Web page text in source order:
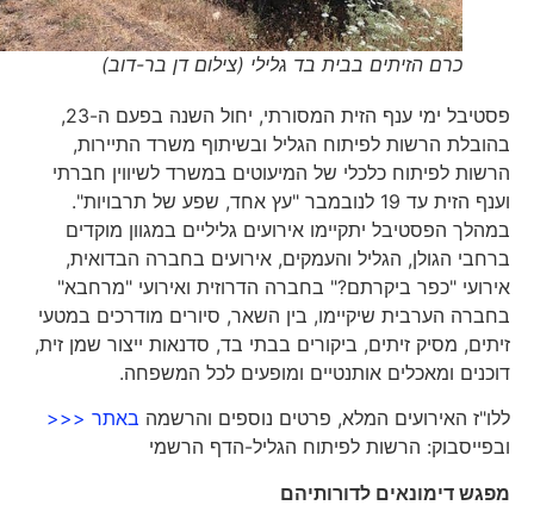
כרם הזיתים בבית בד גלילי (צילום דן בר-דוב)
פסטיבל ימי ענף הזית המסורתי, יחול השנה בפעם ה-23,
בהובלת הרשות לפיתוח הגליל ובשיתוף משרד התיירות,
הרשות לפיתוח כלכלי של המיעוטים במשרד לשיווין חברתי
וענף הזית עד 19 לנובמבר "עץ אחד, שפע של תרבויות".
במהלך הפסטיבל יתקיימו אירועים גליליים במגוון מוקדים
ברחבי הגולן, הגליל והעמקים, אירועים בחברה הבדואית,
אירועי "כפר ביקרתם?" בחברה הדרוזית ואירועי "מרחבא"
בחברה הערבית שיקיימו, בין השאר, סיורים מודרכים במטעי
זיתים, מסיק זיתים, ביקורים בבתי בד, סדנאות ייצור שמן זית,
דוכנים ומאכלים אותנטיים ומופעים לכל המשפחה.
ללו"ז האירועים המלא, פרטים נוספים והרשמהבאתר <<<
ובפייסבוק: הרשות לפיתוח הגליל-הדף הרשמי
מפגש דימונאים לדורותיהם